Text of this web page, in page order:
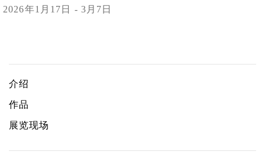
2026年1月17日 - 3月7日
芮娜·芭内姬、陈维、程然、苏航、黄汉明、尤阿达、哉昆宁
介绍
作品
展览现场